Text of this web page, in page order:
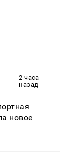
2 часа
назад
новое